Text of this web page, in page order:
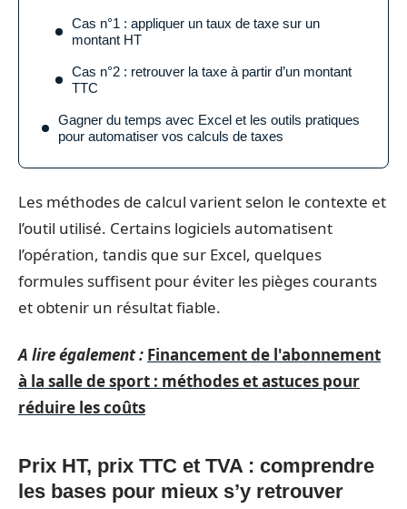
Cas n°1 : appliquer un taux de taxe sur un
montant HT
Cas n°2 : retrouver la taxe à partir d’un montant
TTC
Gagner du temps avec Excel et les outils pratiques
pour automatiser vos calculs de taxes
Les méthodes de calcul varient selon le contexte et
l’outil utilisé. Certains logiciels automatisent
l’opération, tandis que sur Excel, quelques
formules suffisent pour éviter les pièges courants
et obtenir un résultat fiable.
A lire également : Financement de l'abonnement
à la salle de sport : méthodes et astuces pour
réduire les coûts
Prix HT, prix TTC et TVA : comprendre
les bases pour mieux s’y retrouver